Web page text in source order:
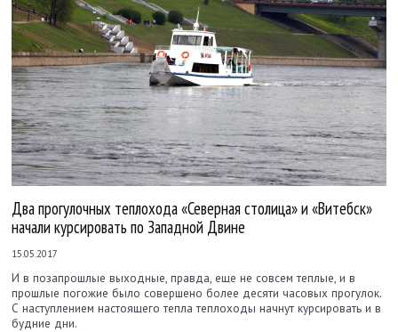
Два прогулочных теплохода «Северная столица» и «Витебск»
начали курсировать по Западной Двине
15.05.2017
И в позапрошлые выходные, правда, еще не совсем теплые, и в
прошлые погожие было совершено более десяти часовых прогулок.
С наступлением настоящего тепла теплоходы начнут курсировать и в
будние дни.